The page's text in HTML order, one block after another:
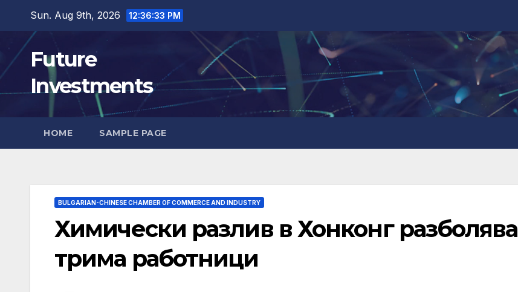
content
Sun. Aug 9th, 2026 12:36:34 PM
Future
Investments
HOME SAMPLE PAGE
BULGARIAN-CHINESE CHAMBER OF COMMERCE AND INDUSTRY
Химически разлив в Хонконг разболява
трима работници